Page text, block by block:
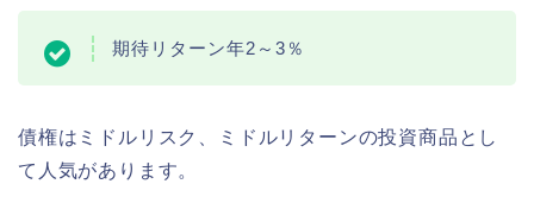
期待リターン年2～3％
債権はミドルリスク、ミドルリターンの投資商品とし
て人気があります。